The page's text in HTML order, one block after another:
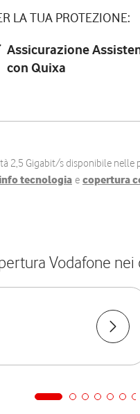
LA TUA PROTEZIONE:
Assicurazione
con Quixa
2,5 Gigabit/s disponibile
info tecnologia e copertura
Vodafone